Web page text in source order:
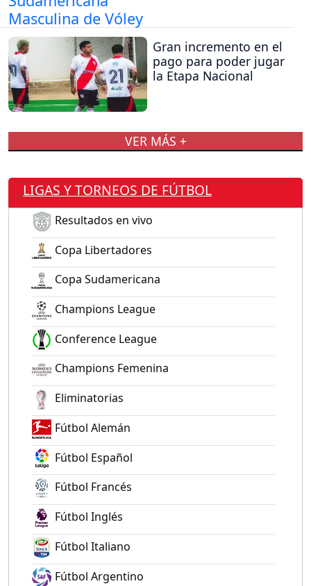
Gran incremento en el
pago para poder jugar
la Etapa Nacional
VER MÁS +
LIGAS Y TORNEOS DE FÚTBOL
Resultados en vivo
Copa Libertadores
Copa Sudamericana
Champions League
Conference League
Champions Femenina
Eliminatorias
Fútbol Alemán
Fútbol Español
Fútbol Francés
Fútbol Inglés
Fútbol Italiano
Fútbol Argentino